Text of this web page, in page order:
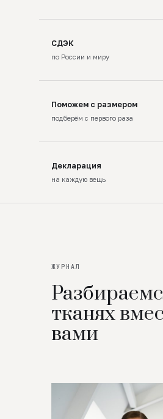
СДЭК
по России и миру
Поможем с размером
подберём с первого раза
Декларация
на каждую вещь
ЖУРНАЛ
тканях
вами